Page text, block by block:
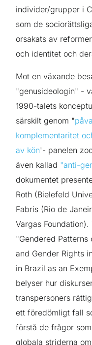
individer/grupper i
som de
orsakats av
och identitet och
Mot en växande
"genusideologin" -
1990-talets
särskilt genom "
komplementaritet
av kön'- panelen
även kallad "anti-
dokumentet
Roth (Bielefeld
Fabris (Rio de
Vargas
"Gendered Patterns
and Gender Rights
in Brazil as an
belyser hur
transpersoners
ett föredömligt fall
förstå de frågor
globala striderna